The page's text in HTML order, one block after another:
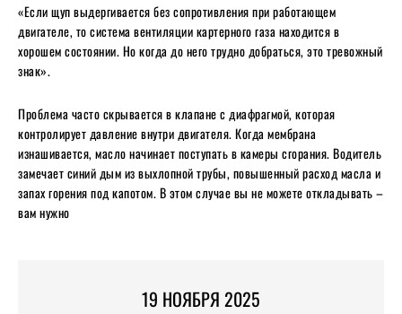
«Если щуп выдергивается без сопротивления при работающем
двигателе, то система вентиляции картерного газа находится в
хорошем состоянии. Но когда до него трудно добраться, это тревожный
знак».
Проблема часто скрывается в клапане с диафрагмой, которая
контролирует давление внутри двигателя. Когда мембрана
изнашивается, масло начинает поступать в камеры сгорания. Водитель
замечает синий дым из выхлопной трубы, повышенный расход масла и
запах горения под капотом. В этом случае вы не можете откладывать –
вам нужно
19 НОЯБРЯ 2025